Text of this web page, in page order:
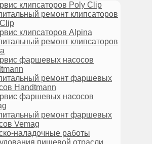
клипсаторов Poly Clip
ремонт клипсаторов
клипсаторов Alpina
ремонт клипсаторов
фаршевых насосов
ремонт фаршевых
Handtmann
фаршевых насосов
ремонт фаршевых
Vemag
наладочные работы
пищевой отрасли